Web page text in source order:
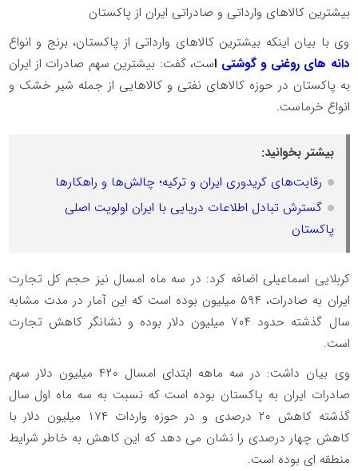
بیشترین کالاهای وارداتی و صادراتی ایران از پاکستان
وی با بیان اینکه بیشترین کالاهای وارداتی از پاکستان، برنج و انواع
دانه های روغنی و گوشتی است، گفت: بیشترین سهم صادرات از ایران
به پاکستان در حوزه کالاهای نفتی و کالاهایی از جمله شیر خشک و
انواع خرماست.
بیشتر بخوانید:
رقابت‌های کریدوری ایران و ترکیه؛ چالش‌ها و راهکارها
گسترش تبادل اطلاعات دریایی با ایران اولویت اصلی
پاکستان
کربلایی اسماعیلی اضافه کرد: در سه ماه امسال نیز حجم کل تجارت
ایران به صادرات، ۵۹۴ میلیون بوده است که این آمار در مدت مشابه
سال گذشته حدود ۷۰۴ میلیون دلار بوده و نشانگر کاهش تجارت
است.
وی بیان داشت: در سه ماهه ابتدای امسال ۴۲۰ میلیون دلار سهم
صادرات ایران به پاکستان بوده است که نسبت به سه ماه اول سال
گذشته کاهش ۲۰ درصدی و در حوزه واردات ۱۷۴ میلیون دلار با
کاهش چهار درصدی را نشان می دهد که این کاهش به خاطر شرایط
منطقه ای بوده است.